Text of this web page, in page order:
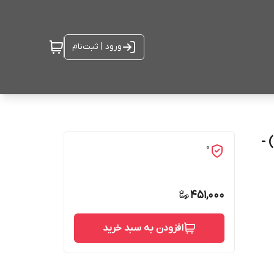
ورود | ثبت‌نام
-
0
451,000
افزودن به سبد خرید